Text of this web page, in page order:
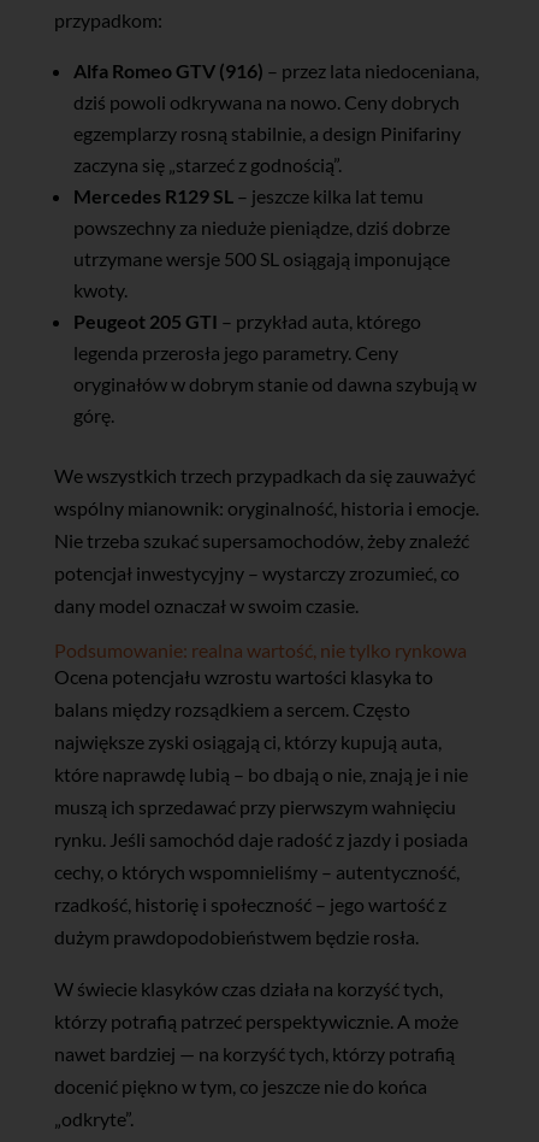
przypadkom:
Alfa Romeo GTV (916) – przez lata niedoceniana,
dziś powoli odkrywana na nowo. Ceny dobrych
egzemplarzy rosną stabilnie, a design Pinifariny
zaczyna się „starzeć z godnością”.
Mercedes R129 SL – jeszcze kilka lat temu
powszechny za nieduże pieniądze, dziś dobrze
utrzymane wersje 500 SL osiągają imponujące
kwoty.
Peugeot 205 GTI – przykład auta, którego
legenda przerosła jego parametry. Ceny
oryginałów w dobrym stanie od dawna szybują w
górę.
We wszystkich trzech przypadkach da się zauważyć
wspólny mianownik: oryginalność, historia i emocje.
Nie trzeba szukać supersamochodów, żeby znaleźć
potencjał inwestycyjny – wystarczy zrozumieć, co
dany model oznaczał w swoim czasie.
Podsumowanie: realna wartość, nie tylko rynkowa
Ocena potencjału wzrostu wartości klasyka to
balans między rozsądkiem a sercem. Często
największe zyski osiągają ci, którzy kupują auta,
które naprawdę lubią – bo dbają o nie, znają je i nie
muszą ich sprzedawać przy pierwszym wahnięciu
rynku. Jeśli samochód daje radość z jazdy i posiada
cechy, o których wspomnieliśmy – autentyczność,
rzadkość, historię i społeczność – jego wartość z
dużym prawdopodobieństwem będzie rosła.
W świecie klasyków czas działa na korzyść tych,
którzy potrafią patrzeć perspektywicznie. A może
nawet bardziej — na korzyść tych, którzy potrafią
docenić piękno w tym, co jeszcze nie do końca
„odkryte”.